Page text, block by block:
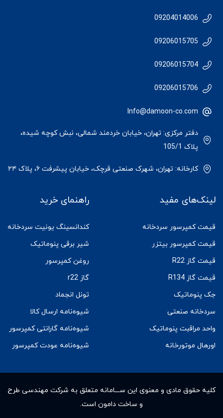
09204014006
09206015705
09206015704
09206015706
Info@damoon-co.com
دفتر مرکزی: تهران، خیابان خردمند شمالی، نبش کوچه شیده،
پلاک 105/1
کارخانه: تهران، شهرک صنعتی قرچک، خیابان پیشرفت ۶، پلاک ۲۴
لینک‌های مفید
قیمت کمپرسور سردخانه
قیمت کمپرسور بیتزر
قیمت گاز R22
قیمت گاز R134
جک پنوماتیک
سردخانه صنعتی
واحد مراقبت پنوماتیک
اورهال موتورخانه
راهنمای خرید
کندانسینگ یونیت سردخانه
شیر برقی پنوماتیک
روغن کمپرسور
گاز r22
تونل انجماد
شیوه‌نامه ارسال کالا
شیوه‌نامه گارانتی کمپرسور
شیوه‌نامه عودت کمپرسور
کلیه حقوق مادى و معنوى این ســـامانه متعلق به شرکت مهندسی طرح
و ساخت دامون است.